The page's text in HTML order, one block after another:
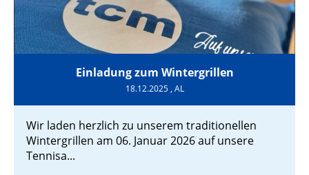
Einladung zum Wintergrillen
18.12.2025, AL
Wir laden herzlich zu unserem traditionellen
Wintergrillen am 06. Januar 2026 auf unsere
Tennisa...